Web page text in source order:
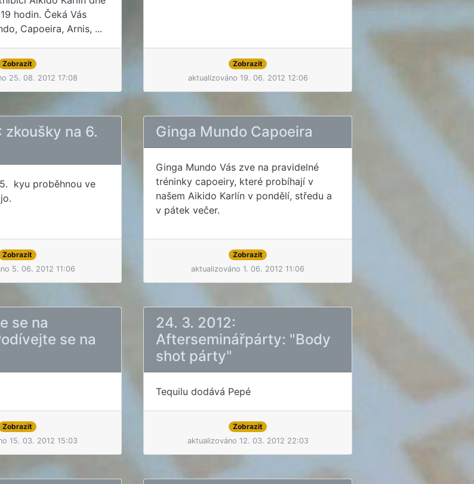
hodin. Čeká Vás
Capoeira, Arnis, ...
Zobrazit
25. 08. 2012 17:08
Zobrazit
aktualizováno 19. 06. 2012 12:06
zkoušky na 6.
kyu proběhnou ve
Zobrazit
5. 06. 2012 11:06
Ginga Mundo Capoeira
Ginga Mundo Vás zve na pravidelné
tréninky capoeiry, které probíhají v
našem Aikido Karlín v pondělí, středu a
v pátek večer.
Zobrazit
aktualizováno 1. 06. 2012 11:06
se na
se na
Zobrazit
15. 03. 2012 15:03
24. 3. 2012:
Afterseminářpárty: "Body
shot párty"
Tequilu dodává Pepé
Zobrazit
aktualizováno 12. 03. 2012 22:03